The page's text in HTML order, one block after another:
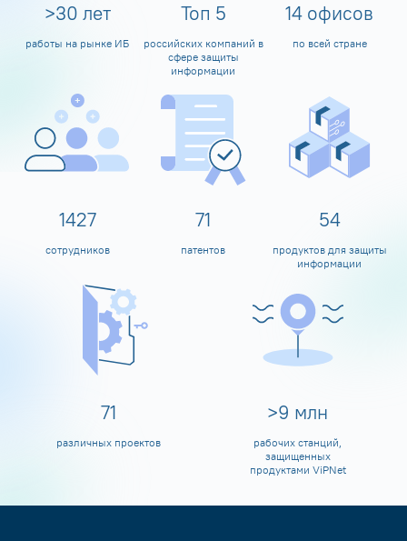
>30 лет
работы на рынке ИБ
Топ 5
российских компаний в
сфере защиты
информации
14 офисов
по всей стране
1595
сотрудников
80
патентов
60
продуктов для защиты
информации
80
различных проектов
>10 млн
рабочих станций,
защищенных
продуктами ViPNet